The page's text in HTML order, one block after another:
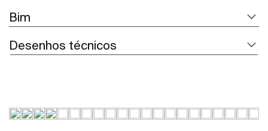
Bim
Desenhos técnicos